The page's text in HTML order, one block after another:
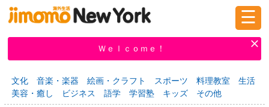
掲示板 タウン情報 教えて！
☰
Ｗｅｌｃｏｍｅ！
文化 音楽・楽器 絵画・クラフト スポーツ 料理教室
生活
美容・癒し
ビジネス 語学 学習塾 キッズ その他